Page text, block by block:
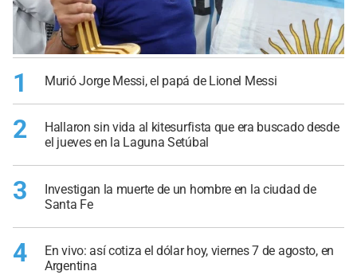
1 Murió Jorge Messi, el papá de Lionel Messi
2
Hallaron sin vida al kitesurfista que era buscado desde
el jueves en la Laguna Setúbal
3
Investigan la muerte de un hombre en la ciudad de
Santa Fe
4
En vivo: así cotiza el dólar hoy, viernes 7 de agosto, en
Argentina